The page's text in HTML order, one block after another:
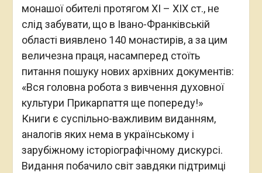
монашої обителі протягом ХІ – ХІХ ст., не
слід забувати, що в Івано-Франківській
області виявлено 140 монастирів, а за цим
величезна праця, насамперед стоїть
питання пошуку нових архівних документів:
«Вся головна робота з вивчення духовної
культури Прикарпаття ще попереду!»
Книги є суспільно-важливим виданням,
аналогів яких нема в українському і
зарубіжному історіографічному дискурсі.
Видання побачило світ завдяки підтримці